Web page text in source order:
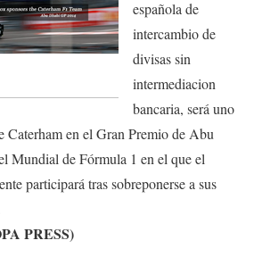
española de
intercambio de
divisas sin
intermediacion
bancaria, será uno
Caterham en el Gran Premio de Abu
Mundial de Fórmula 1 en el que el
participará tras sobreponerse a sus
PRESS)